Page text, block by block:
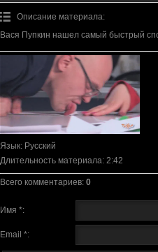
Описание материала:
Вася Пупкин нашел самый быстрый
Язык: Русский
Длительность материала: 2:42
Всего комментариев: 0
Имя *:
Email *: